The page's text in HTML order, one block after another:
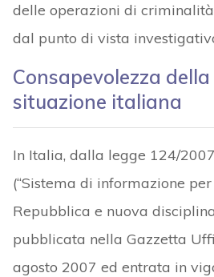
delle operazioni di
dal punto di vista
Consapevolezza
situazione italiana
In Italia, dalla legge 124/
(“Sistema di informazione
Repubblica e nuova
pubblicata nella Gazzetta
agosto 2007 ed entrata in